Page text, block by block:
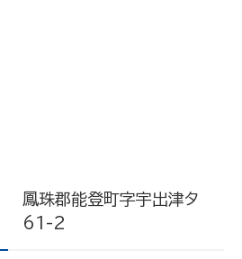
鳳珠郡能登町字宇出津タ
61-2